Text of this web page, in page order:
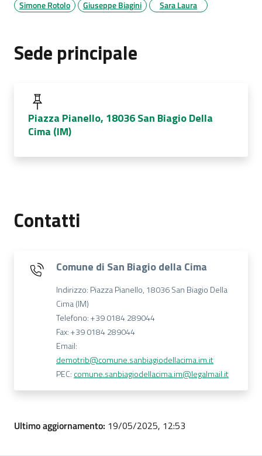
Simone Rotolo Giuseppe Biagini Sara Laura
Sede principale
Piazza Pianello, 18036 San Biagio Della
Cima (IM)
Contatti
Comune di San Biagio della Cima
Indirizzo: Piazza Pianello, 18036 San Biagio Della
Cima (IM)
Telefono: +39 0184 289044
Fax: +39 0184 289044
Email:
demotrib@comune.sanbiagiodellacima.im.it
PEC: comune.sanbiagiodellacima.im@legalmail.it
Ultimo aggiornamento: 19/05/2025, 12:53